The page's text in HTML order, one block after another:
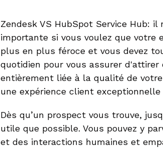
Zendesk VS HubSpot Service Hub:
importante si vous voulez que votre
plus en plus féroce et vous devez
quotidien pour vous assurer
entièrement liée à la qualité de
une expérience client
Dès qu’un prospect vous trouve,
utile que possible. Vous pouvez y
et des interactions humaines et